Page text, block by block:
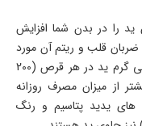
ید را در بدن شما افزایش
ضربان قلب و ریتم آن مورد
استفاده قرار می گیرد. این دارو حاوی 75 میلی گرم ید در هر قرص (200
از میزان مصرف روزانه
یدید پتاسیم و رنگ